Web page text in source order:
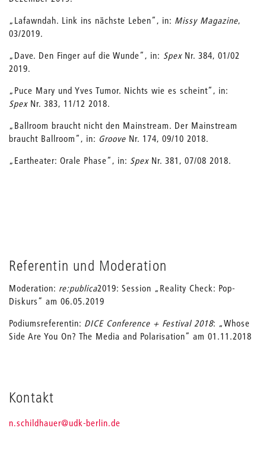
„Lafawndah. Link ins nächste Leben“, in: Missy Magazine,
03/2019.
„Dave. Den Finger auf die Wunde“, in: Spex Nr. 384, 01/02
2019.
„Puce Mary und Yves Tumor. Nichts wie es scheint“, in:
Spex Nr. 383, 11/12 2018.
„Ballroom braucht nicht den Mainstream. Der Mainstream
braucht Ballroom“, in: Groove Nr. 174, 09/10 2018.
„Eartheater: Orale Phase“, in: SpexNr. 381, 07/08 2018.
Referentin und Moderation
Moderation: re:publica2019: Session „Reality Check: Pop-
Diskurs” am 06.05.2019
Podiumsreferentin: DICE Conference + Festival 2018: „Whose
Side Are You On? The Media and Polarisation” am 01.11.2018
Kontakt
n.schildhauer_
@udk-berlin.de